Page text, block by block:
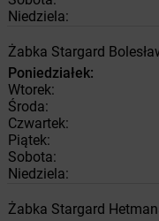
Niedziela:
Żabka Stargard
Poniedziałek:
Wtorek:
Środa:
Czwartek:
Piątek:
Sobota:
Niedziela:
Żabka Stargard